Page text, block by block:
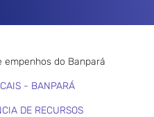
do Banpará
- BANPARÁ
DE RECURSOS